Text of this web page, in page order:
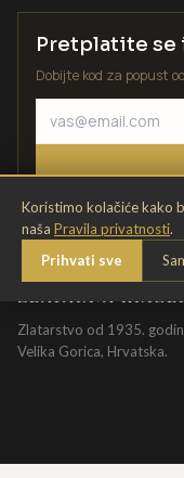
Koristimo kolačiće kako
naša Pravila privatnosti.
Prihvati sve
Pretplatite se
Dobijte kod za popust
Zlatarstvo od 1935.
Velika Gorica, Hrvatska.